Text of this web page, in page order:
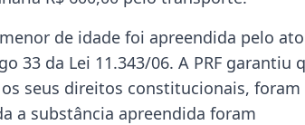
de idade foi apreendida pelo ato
33 da Lei 11.343/06. A PRF garantiu
seus direitos constitucionais, foram
a substância apreendida foram